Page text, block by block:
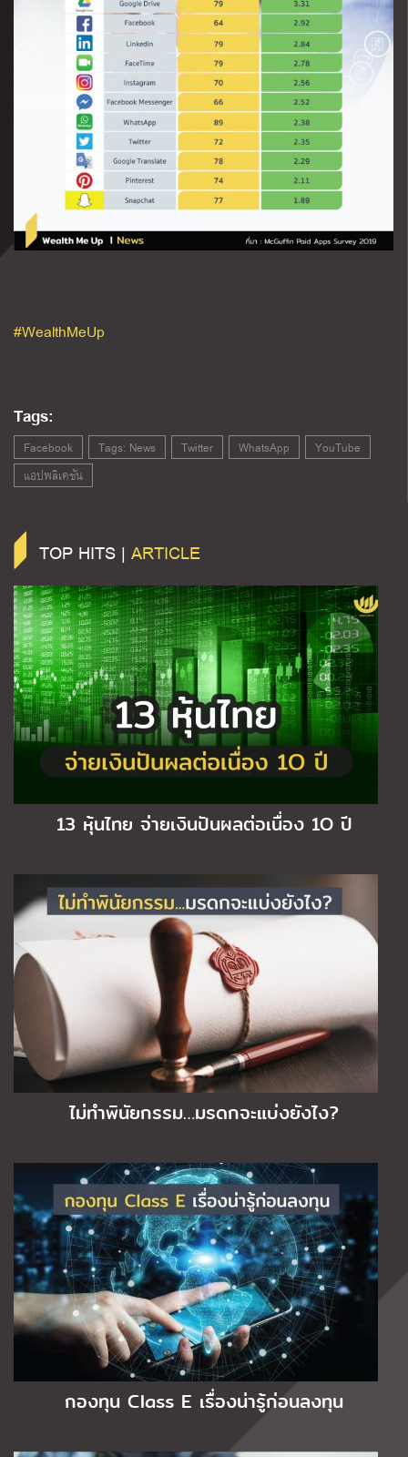
#WealthMeUp
Tags:
Facebook Tags: News Twitter WhatsApp
YouTube
แอปพลิเคชัน
TOP HITS | ARTICLE
13 หุ้นไทย จ่ายเงินปันผลต่อเนื่อง 1O ปี
ไม่ทำพินัยกรรม…มรดกจะแบ่งยังไง?
กองทุน Class E เรื่องน่ารู้ก่อนลงทุน